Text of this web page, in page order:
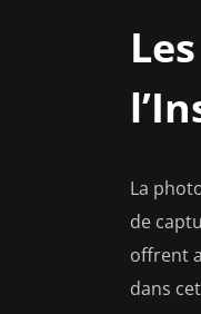
La
de
offrent
dans